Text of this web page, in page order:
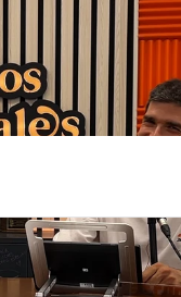
urbanidad a los
uno de